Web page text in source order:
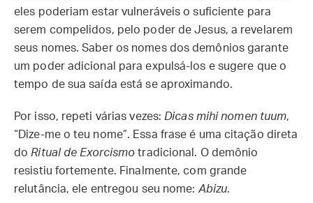
eles poderiam estar vulneráveis o suficiente para
serem compelidos, pelo poder de Jesus, a revelarem
seus nomes. Saber os nomes dos demônios garante
um poder adicional para expulsá-los e sugere que o
tempo de sua saída está se aproximando.
Por isso, repeti várias vezes: Dicas mihi nomen tuum,
“Dize-me o teu nome”. Essa frase é uma citação direta
do Ritual de Exorcismo tradicional. O demônio
resistiu fortemente. Finalmente, com grande
relutância, ele entregou seu nome: Abizu.